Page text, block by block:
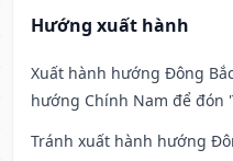
Hướng xuất hành
Xuất hành hướng Đông
hướng Chính Nam để đón
Tránh xuất hành hướng